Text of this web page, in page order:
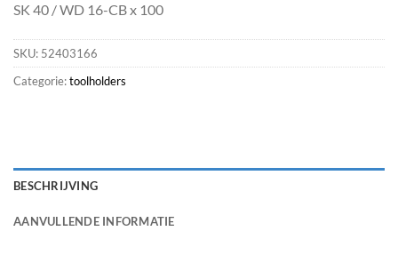
SK 40 / WD 16-CB x 100
SKU: 52403166
Categorie:toolholders
BESCHRIJVING
AANVULLENDE INFORMATIE